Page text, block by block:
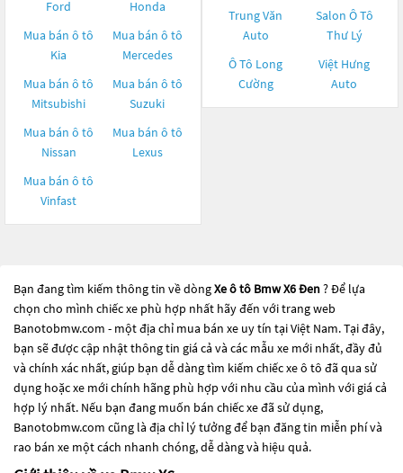
Ford
Honda
Mua bán ô tô
Kia
Mua bán ô tô
Mercedes
Mua bán ô tô
Mitsubishi
Mua bán ô tô
Suzuki
Mua bán ô tô
Nissan
Mua bán ô tô
Lexus
Mua bán ô tô
Vinfast
Trung Văn
Auto
Salon Ô Tô
Thư Lý
Ô Tô Long
Cường
Việt Hưng
Auto
Bạn đang tìm kiếm thông tin về dòngXe ô tô Bmw X6 Đen? Để lựa
chọn cho mình chiếc xe phù hợp nhất hãy đến với trang web
Banotobmw.com - một địa chỉ mua bán xe uy tín tại Việt Nam. Tại đây,
bạn sẽ được cập nhật thông tin giá cả và các mẫu xe mới nhất, đầy đủ
và chính xác nhất, giúp bạn dễ dàng tìm kiếm chiếc xe ô tô đã qua sử
dụng hoặc xe mới chính hãng phù hợp với nhu cầu của mình với giá cả
hợp lý nhất. Nếu bạn đang muốn bán chiếc xe đã sử dụng,
Banotobmw.com cũng là địa chỉ lý tưởng để bạn đăng tin miễn phí và
rao bán xe một cách nhanh chóng, dễ dàng và hiệu quả.